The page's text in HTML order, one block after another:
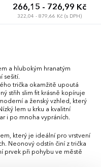
266,15 - 726,99 Kč
322,04 - 879,66 Kč (s DPH)
a hlubokým hranatým
sešití.
trička okamžitě upoutá
střih slim fit krásně kopíruje
a ženský vzhled, který
lem u krku a kvalitní
i po mnoha vypráních.
který je ideální pro vrstvení
Neonový odstín činí z trička
prvek při pohybu ve městě